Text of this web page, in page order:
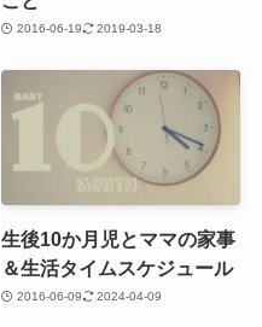
2016-06-19 2019-03-18
生後10か月児とママの家事
＆生活タイムスケジュール
2016-06-09 2024-04-09